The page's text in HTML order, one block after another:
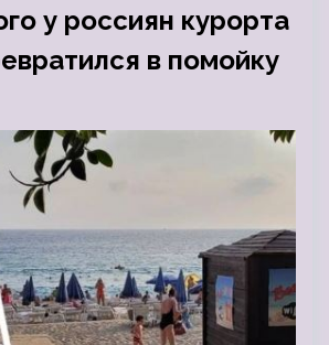
у россиян курорта
в помойку